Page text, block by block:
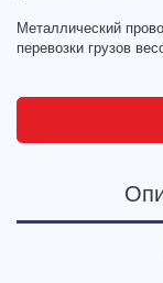
Металлический
перевозки грузов